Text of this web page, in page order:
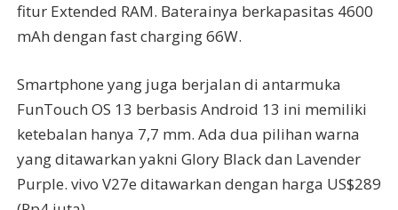
fitur Extended RAM. Baterainya berkapasitas 4600
mAh dengan fast charging 66W.
Smartphone yang juga berjalan di antarmuka
FunTouch OS 13 berbasis Android 13 ini memiliki
ketebalan hanya 7,7 mm. Ada dua pilihan warna
yang ditawarkan yakni Glory Black dan Lavender
Purple. vivo V27e ditawarkan dengan harga US$289